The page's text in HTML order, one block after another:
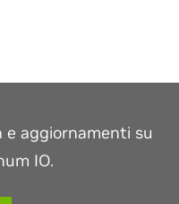
aggiornamenti su
IO.